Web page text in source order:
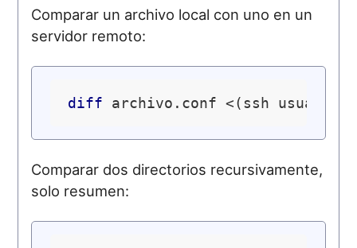
Comparar un archivo local con uno en un
servidor remoto:
diff archivo.conf <(ssh usuario
Comparar dos directorios recursivamente,
solo resumen: